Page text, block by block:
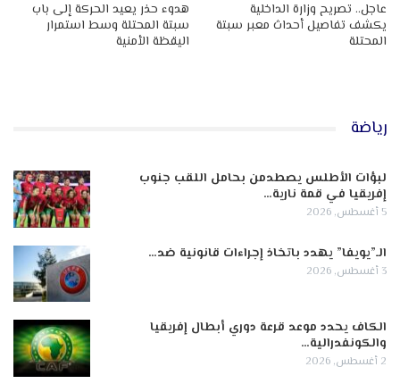
عاجل.. تصريح وزارة الداخلية
يكشف تفاصيل أحداث معبر سبتة
المحتلة
هدوء حذر يعيد الحركة إلى باب
سبتة المحتلة وسط استمرار
اليقظة الأمنية
رياضة
لبؤات الأطلس يصطدمن بحامل اللقب جنوب
إفريقيا في قمة نارية…
5 أغسطس, 2026
الـ”يويفا” يهدد باتخاذ إجراءات قانونية ضد…
3 أغسطس, 2026
الكاف يحدد موعد قرعة دوري أبطال إفريقيا
والكونفدرالية…
2 أغسطس, 2026